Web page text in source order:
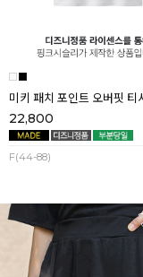
미키 패치 포인트 오버핏 티
22,800
F(44-88)